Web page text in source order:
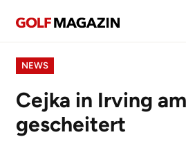
NEWS
Cejka in Irving
gescheitert